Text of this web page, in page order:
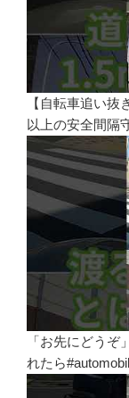
【自転車追い
以上の安全間隔
「お先にどう
れたら